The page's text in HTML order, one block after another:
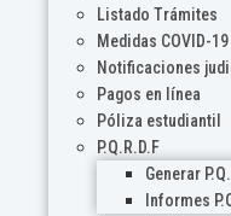
Listado Trámites
Medidas COVID-19
Notificaciones
Pagos en línea
Póliza estudiantil
P.Q.R.D.F
Generar
Informes